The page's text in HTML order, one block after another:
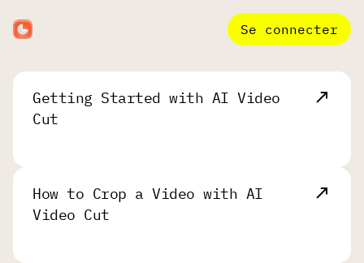
Se connecter
Getting Started with AI Video
Cut
How to Crop a Video with AI
Video Cut